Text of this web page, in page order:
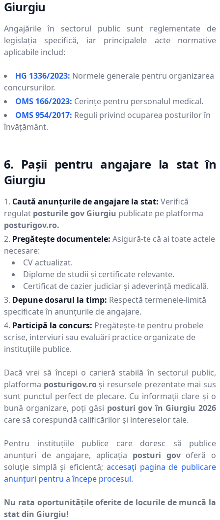
Giurgiu
Angajările în sectorul public sunt reglementate de
legislația specifică, iar principalele acte normative
aplicabile includ:
HG 1336/2023: Normele generale pentru organizarea
concursurilor.
OMS 166/2023: Cerințe pentru personalul medical.
OMS 954/2017: Reguli privind ocuparea posturilor în
învățământ.
6. Pașii pentru angajare la stat în
Giurgiu
Caută anunțurile de angajare la stat: Verifică
regulat posturile gov Giurgiu publicate pe platforma
posturigov.ro.
Pregătește documentele: Asigură-te că ai toate actele
necesare:
CV actualizat.
Diplome de studii și certificate relevante.
Certificat de cazier judiciar și adeverință medicală.
Depune dosarul la timp: Respectă termenele-limită
specificate în anunțurile de angajare.
Participă la concurs: Pregătește-te pentru probele
scrise, interviuri sau evaluări practice organizate de
instituțiile publice.
Dacă vrei să începi o carieră stabilă în sectorul public,
platforma posturigov.roși resursele prezentate mai sus
sunt punctul perfect de plecare. Cu informații clare și o
bună organizare, poți găsi posturi gov în Giurgiu 2026
care să corespundă calificărilor și intereselor tale.
Pentru instituțiile publice care doresc să publice
anunțuri de angajare, aplicația posturi govoferă o
soluție simplă și eficientă; accesați pagina de publicare
anunțuri pentru a începe procesul.
Nu rata oportunitățile oferite de locurile de muncă la
stat din Giurgiu!